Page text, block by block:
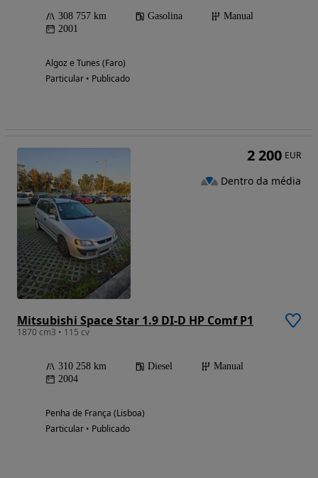
308 757 km Gasolina
Manual
2001
Algoz e Tunes (Faro)
Particular • Publicado
Mitsubishi Space Star 1.9 DI-D HP Comf P1
1870 cm3 • 115 cv
310 258 km Diesel
Manual
2004
Penha de França (Lisboa)
Particular • Publicado
2 200 EUR
Dentro da média